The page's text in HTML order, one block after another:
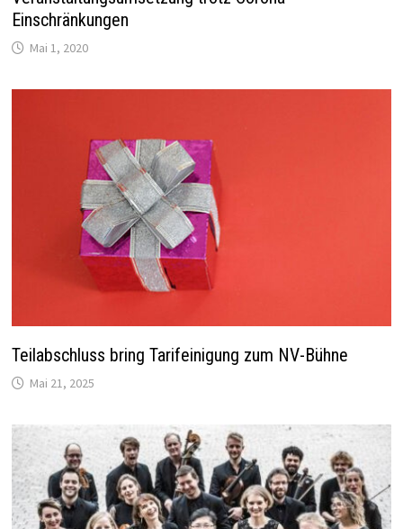
Einschränkungen
Mai 1, 2020
Teilabschluss bring Tarifeinigung zum NV-Bühne
Mai 21, 2025